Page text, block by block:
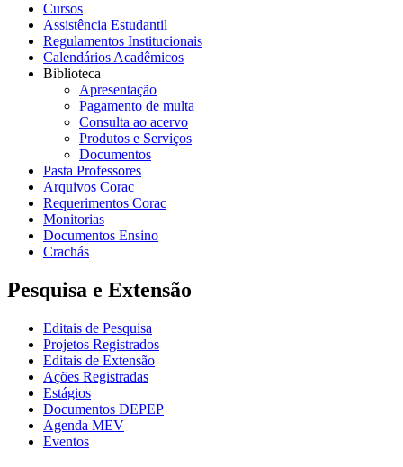
Cursos
Assistência Estudantil
Regulamentos Institucionais
Calendários Acadêmicos
Biblioteca
Apresentação
Pagamento de multa
Consulta ao acervo
Produtos e Serviços
Documentos
Pasta Professores
Arquivos Corac
Requerimentos Corac
Monitorias
Documentos Ensino
Crachás
Pesquisa e Extensão
Editais de Pesquisa
Projetos Registrados
Editais de Extensão
Ações Registradas
Estágios
Documentos DEPEP
Agenda MEV
Eventos